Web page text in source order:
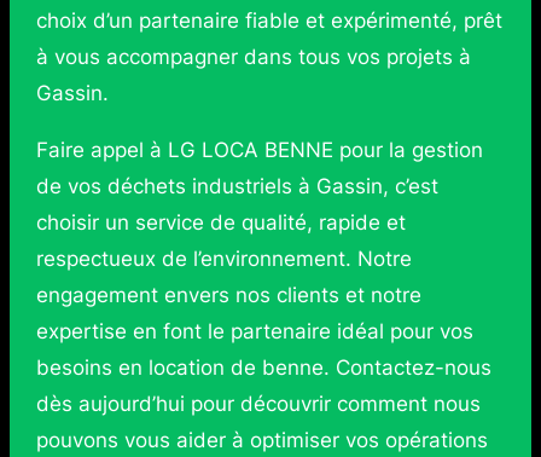
choix d’un partenaire fiable et expérimenté, prêt
à vous accompagner dans tous vos projets à
Gassin.
Faire appel à LG LOCA BENNE pour la gestion
de vos déchets industriels à Gassin, c’est
choisir un service de qualité, rapide et
respectueux de l’environnement. Notre
engagement envers nos clients et notre
expertise en font le partenaire idéal pour vos
besoins en location de benne. Contactez-nous
dès aujourd’hui pour découvrir comment nous
pouvons vous aider à optimiser vos opérations